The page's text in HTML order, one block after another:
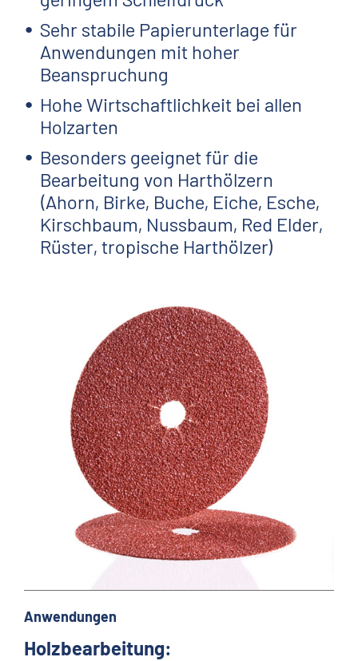
Sehr stabile Papierunterlage für
Anwendungen mit hoher
Beanspruchung
Hohe Wirtschaftlichkeit bei allen
Holzarten
Besonders geeignet für die
Bearbeitung von Harthölzern
(Ahorn, Birke, Buche, Eiche, Esche,
Kirschbaum, Nussbaum, Red Elder,
Rüster, tropische Harthölzer)
Anwendungen
Holzbearbeitung: